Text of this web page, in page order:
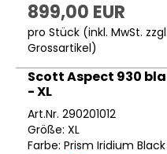
899,00 EUR
pro Stück (inkl. MwSt. zzgl.
Grossartikel)
Scott Aspect 930
- XL
Art.Nr. 290201012
Größe: XL
Farbe: Prism Iridium Black